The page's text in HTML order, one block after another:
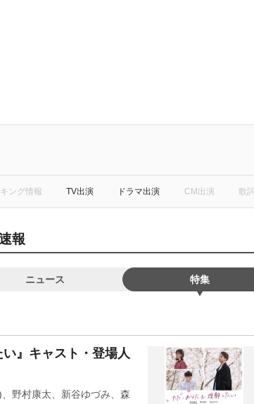
ング情報 TV出演 ドラマ出演 CM出演 歌詞
報
ニュース 特集
』キャスト・登場人
野村康太、新谷ゆづみ、森